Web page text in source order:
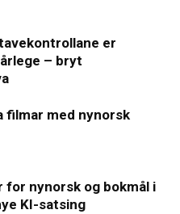
er
– bryt
filmar med nynorsk
for nynorsk og bokmål i
KI-satsing